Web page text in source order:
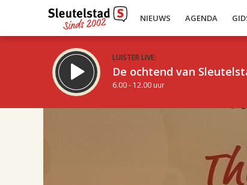
NIEUWS AGENDA
LUISTER LIVE:
De ochtend van
6.00 - 12.00 uur